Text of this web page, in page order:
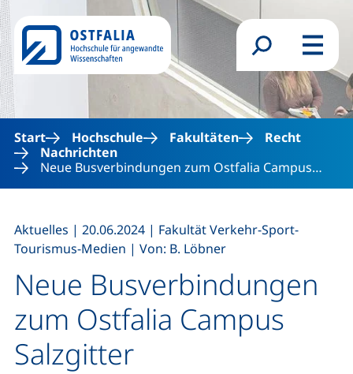
Direkt zum Inhalt
Suchformular
Menü
Start Hochschule Fakultäten
Recht
Nachrichten
Neue Busverbindungen zum Ostfalia Campus…
Neue Busverbindungen
zum Ostfalia Campus
Salzgitter
Aktuelles | 20.06.2024 | Fakultät Verkehr-Sport-
Tourismus-Medien | Von: B. Löbner